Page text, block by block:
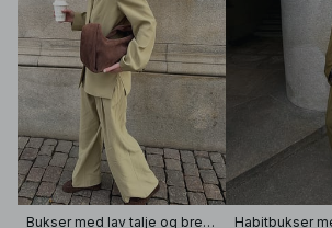
Bukser med lav talje og brede ben